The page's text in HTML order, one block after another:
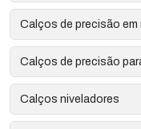
Calços de precisão em
Calços de precisão
Calços niveladores